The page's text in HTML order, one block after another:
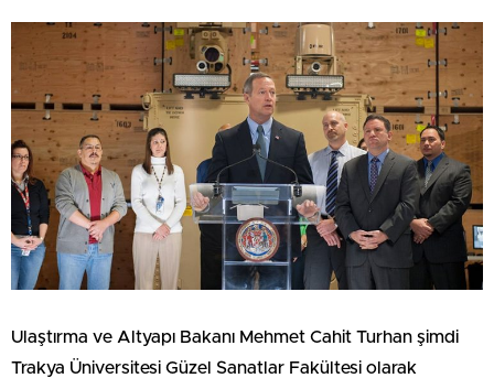
Ulaştırma ve Altyapı Bakanı Mehmet Cahit Turhan şimdi
Trakya Üniversitesi Güzel Sanatlar Fakültesi olarak